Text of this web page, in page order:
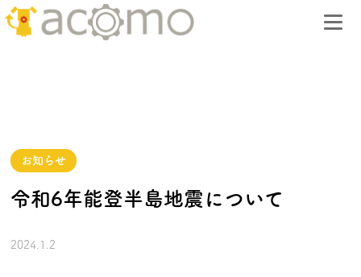
お知らせ
令和6年能登半島地震について
2024.1.2